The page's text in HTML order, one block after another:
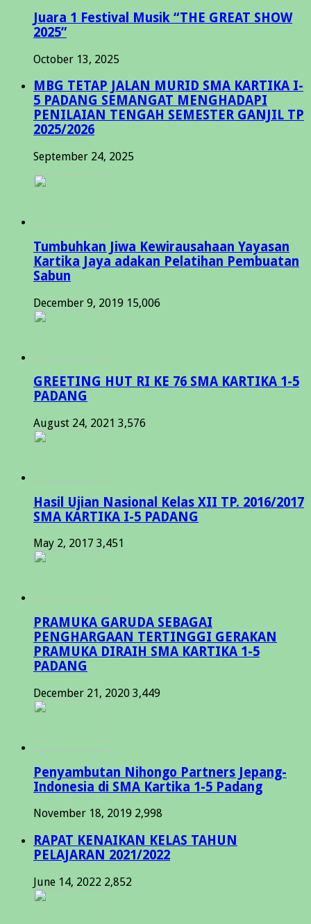
Juara 1 Festival Musik “THE GREAT SHOW
2025”
October 13, 2025
MBG TETAP JALAN MURID SMA KARTIKA I-
5 PADANG SEMANGAT MENGHADAPI
PENILAIAN TENGAH SEMESTER GANJIL TP
2025/2026
September 24, 2025
Tumbuhkan Jiwa Kewirausahaan Yayasan
Kartika Jaya adakan Pelatihan Pembuatan
Sabun
December 9, 2019 15,006
GREETING HUT RI KE 76 SMA KARTIKA 1-5
PADANG
August 24, 2021 3,576
Hasil Ujian Nasional Kelas XII TP. 2016/2017
SMA KARTIKA I-5 PADANG
May 2, 2017 3,451
PRAMUKA GARUDA SEBAGAI
PENGHARGAAN TERTINGGI GERAKAN
PRAMUKA DIRAIH SMA KARTIKA 1-5
PADANG
December 21, 2020 3,449
Penyambutan Nihongo Partners Jepang-
Indonesia di SMA Kartika 1-5 Padang
November 18, 2019 2,998
RAPAT KENAIKAN KELAS TAHUN
PELAJARAN 2021/2022
June 14, 2022 2,852